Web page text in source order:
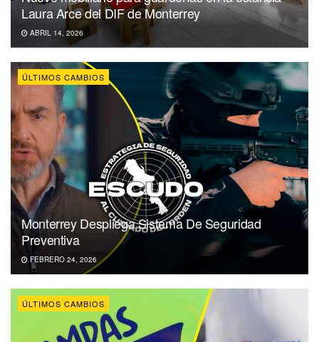
Laura Arce del DIF de Monterrey
ABRIL 14, 2026
ÚLTIMOS CAMBIOS
Monterrey Despliega Sistema De Seguridad
Preventiva
FEBRERO 24, 2026
ÚLTIMOS CAMBIOS